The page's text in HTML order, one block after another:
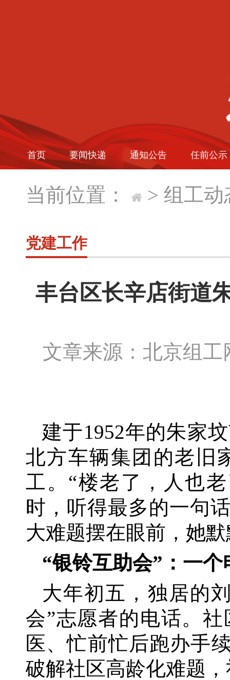
首页 要闻快递 通知公告 任前公示
当前位置： > 组工动
党建工作
丰台区长辛店街道
文章来源：北京
建于1952年的朱家
北方车辆集团的老旧
工。“楼老了，人也
时，听得最多的一句
大难题摆在眼前，她
“银铃互助会”：一
大年初五，独居的
会”志愿者的电话。
医、忙前忙后跑办手
破解社区高龄化难题